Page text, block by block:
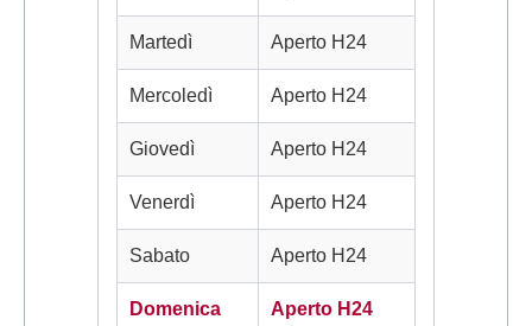
Martedì Aperto H24
Mercoledì Aperto H24
Giovedì Aperto H24
Venerdì Aperto H24
Sabato Aperto H24
Domenica Aperto H24